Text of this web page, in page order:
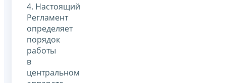
4. Настоящий
Регламент
определяет
порядок
работы
в
центральном